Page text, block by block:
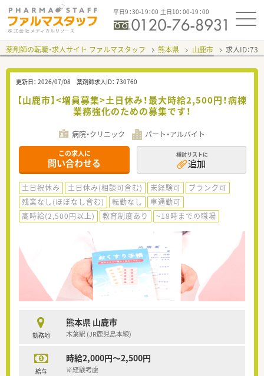
平日9：30-19：00 土日10：00-19：00
薬剤師の転職・求人サイト ファルマスタッフ 熊本県 山鹿市 求人ID：
更新日： 2026/07/08 薬剤師求人ID： 730760
【山鹿市】<増員募集>土日休み！最大時給2,500円！病棟
業務強化のための募集です！
病院・クリニック パート・アルバイト
この求人に
問い合わせる
検討リストに
追加
土日祝休み 土日休み(相談可含む) 未経験可
ブランク可
残業なし(ほぼなし含む)
転勤なし
車通勤可
高時給(2,500円以上)
教育制度あり ~18時までの職場
勤務地
熊本県 山鹿市
木葉駅 (JR鹿児島本線)
給与
時給2,000円～2,500円
※経験考慮